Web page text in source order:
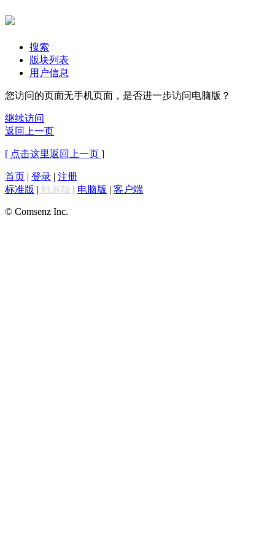
搜索
版块列表
用户信息
您访问的页面无手机页面，是否进一步访问电脑版？
继续访问
返回上一页
[ 点击这里返回上一页 ]
首页 | 登录 | 注册
标准版 | 触屏版 | 电脑版 | 客户端
© Comsenz Inc.